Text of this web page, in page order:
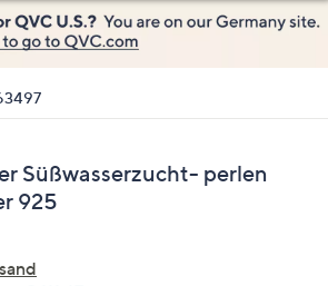
Süßwasserzucht- perlen
925